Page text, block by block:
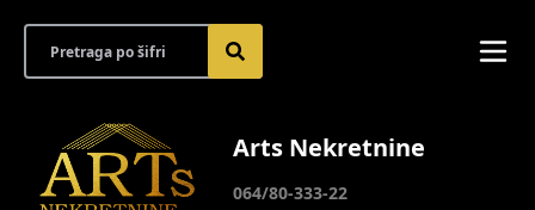
Arts Nekretnine
064/80-333-22